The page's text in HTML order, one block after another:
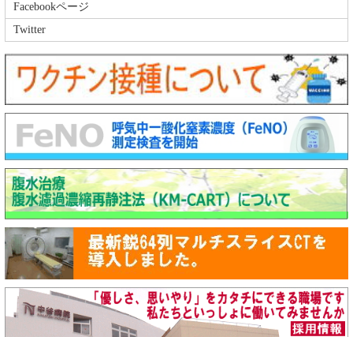
Facebookページ
Twitter